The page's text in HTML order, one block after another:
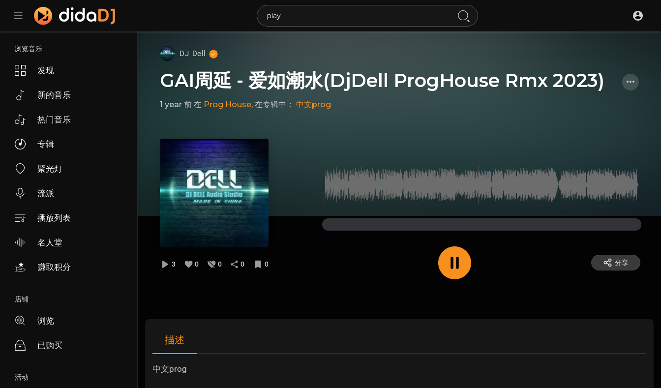
浏览音乐
发现
新的音乐
热门音乐
专辑
聚光灯
流派
播放列表
名人堂
赚取积分
店铺
浏览
已购买
活动
DJ Dell
GAI周延 - 爱如潮水(DjDell ProgHouse Rmx 2023)
1 year 前 在 Prog House, 在专辑中： 中文prog
3 0 0 0 0 分享
描述
中文prog